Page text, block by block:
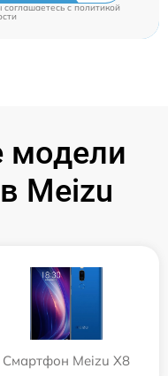
соглашаетесь cполитикой
модели
Meizu
Смартфон Meizu X8